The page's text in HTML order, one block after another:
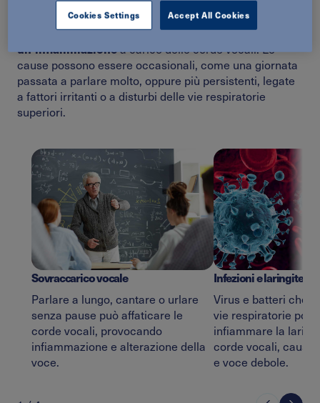
La raucedine è spesso il risultato di unosforzo o di
un’infiammazionea carico delle corde vocali. Le
cause possono essere occasionali, come una giornata
passata a parlare molto, oppure più persistenti, legate
a fattori irritanti o a disturbi delle vie respiratorie
superiori.
Sovraccarico vocale
Parlare a lungo, cantare o urlare
senza pause può affaticare le
corde vocali, provocando
infiammazione e alterazione della
voce.
Infezioni e laringite
Virus e batteri che
vie respiratorie
infiammare la
corde vocali,
e voce debole.
Cookies Settings Accept All Cookies